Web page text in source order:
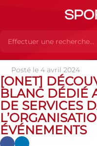
Actualités Actualités
Découvrez le livre blanc
l’organisation de grands
Posté le 4 avril 2024
[ONET]
BLANC DÉDIÉ
DE SERVICES
ÉVÉNEMENTS